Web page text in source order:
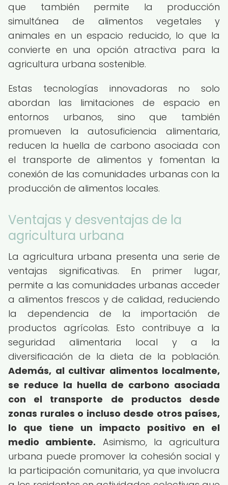
que también permite la producción
simultánea de alimentos vegetales y
animales en un espacio reducido, lo que la
convierte en una opción atractiva para la
agricultura urbana sostenible.
Estas tecnologías innovadoras no solo
abordan las limitaciones de espacio en
entornos urbanos, sino que también
promueven la autosuficiencia alimentaria,
reducen la huella de carbono asociada con
el transporte de alimentos y fomentan la
conexión de las comunidades urbanas con la
producción de alimentos locales.
Ventajas y desventajas de la
agricultura urbana
La agricultura urbana presenta una serie de
ventajas significativas. En primer lugar,
permite a las comunidades urbanas acceder
a alimentos frescos y de calidad, reduciendo
la dependencia de la importación de
productos agrícolas. Esto contribuye a la
seguridad alimentaria local y a la
diversificación de la dieta de la población.
Además, al cultivar alimentos localmente,
se reduce la huella de carbono asociada
con el transporte de productos desde
zonas rurales o incluso desde otros países,
lo que tiene un impacto positivo en el
medio ambiente. Asimismo, la agricultura
urbana puede promover la cohesión social y
la participación comunitaria, ya que involucra